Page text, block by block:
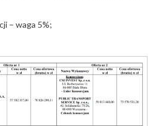
– waga 5%;